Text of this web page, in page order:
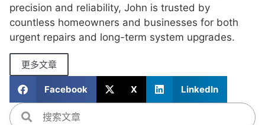
precision and reliability, John is trusted by
countless homeowners and businesses for both
urgent repairs and long-term system upgrades.
更多文章
Facebook X LinkedIn